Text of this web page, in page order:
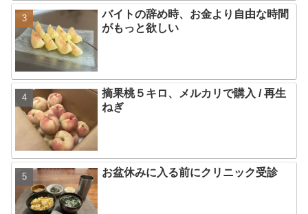
バイトの辞め時、お金より自由な時間
がもっと欲しい
摘果桃５キロ、メルカリで購入 / 再生
ねぎ
お盆休みに入る前にクリニック受診